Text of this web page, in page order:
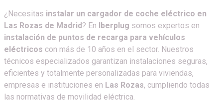
¿Necesitas instalar un cargador de coche eléctrico en
Las Rozas de Madrid? En Iberplug somos expertos en
instalación de puntos de recarga para vehículos
eléctricos con más de 10 años en el sector. Nuestros
técnicos especializados garantizan instalaciones seguras,
eficientes y totalmente personalizadas para viviendas,
empresas e instituciones en Las Rozas, cumpliendo todas
las normativas de movilidad eléctrica.